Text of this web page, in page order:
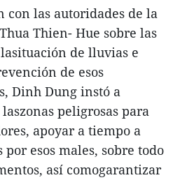
las autoridades de la
Thien- Hue sobre las
de lluvias e
de esos
Dinh Dung instó a
peligrosas para
apoyar a tiempo a
esos males, sobre todo
así comogarantizar